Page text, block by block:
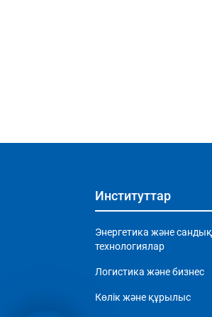
Институттар
Энергетика және сандық
технологиялар
Логистика және бизнес
Көлік және құрылыс